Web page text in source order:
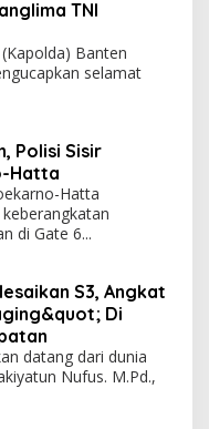
TNI
Banten
selamat
Polisi Sisir
Hatta
Hatta
di Gate 6...
S3, Angkat
Di
datang dari dunia
Nufus. M.Pd.,